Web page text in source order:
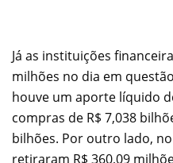
Já as instituições
milhões no dia em
houve um aporte líquido
compras de R$ 7,038
bilhões. Por outro lado,
retiraram R$ 360,09